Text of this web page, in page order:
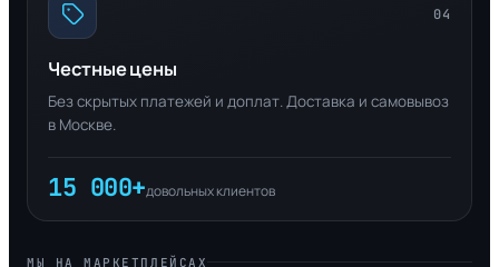
04
Честные цены
Без скрытых платежей и доплат. Доставка и самовывоз
в Москве.
15 000+довольных клиентов
МЫ НА МАРКЕТПЛЕЙСАХ